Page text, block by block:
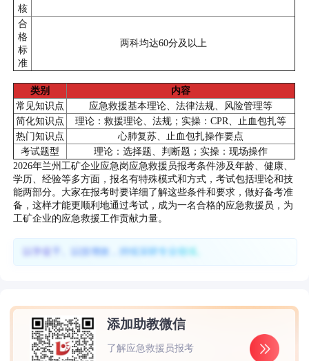
核
合
格
标
准
两科均达60分及以上
类别
内容
常见知识点
应急救援基本理论、法律法规、风险管理等
简化知识点
理论：救援理论、法规；实操：CPR、止血包扎等
热门知识点
心肺复苏、止血包扎操作要点
考试题型
理论：选择题、判断题；实操：现场操作
2026年兰州工矿企业应急岗应急救援员报考条件涉及年龄、健康、
学历、经验等多方面，报名有特殊模式和方式，考试包括理论和技
能两部分。大家在报考时要详细了解这些条件和要求，做好备考准
备，这样才能更顺利地通过考试，成为一名合格的应急救援员，为
工矿企业的应急救援工作贡献力量。
以学促干、以技增效，持续深耕专业领域。
添加助教微信
了解应急救援员报考